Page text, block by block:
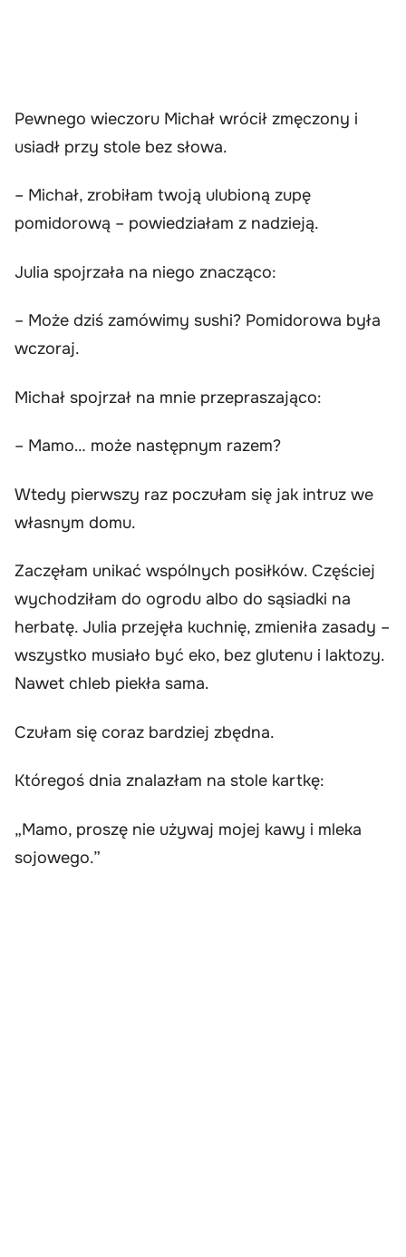
Pewnego wieczoru Michał wrócił zmęczony i
usiadł przy stole bez słowa.
– Michał, zrobiłam twoją ulubioną zupę
pomidorową – powiedziałam z nadzieją.
Julia spojrzała na niego znacząco:
– Może dziś zamówimy sushi? Pomidorowa była
wczoraj.
Michał spojrzał na mnie przepraszająco:
– Mamo… może następnym razem?
Wtedy pierwszy raz poczułam się jak intruz we
własnym domu.
Zaczęłam unikać wspólnych posiłków. Częściej
wychodziłam do ogrodu albo do sąsiadki na
herbatę. Julia przejęła kuchnię, zmieniła zasady –
wszystko musiało być eko, bez glutenu i laktozy.
Nawet chleb piekła sama.
Czułam się coraz bardziej zbędna.
Któregoś dnia znalazłam na stole kartkę:
„Mamo, proszę nie używaj mojej kawy i mleka
sojowego.”